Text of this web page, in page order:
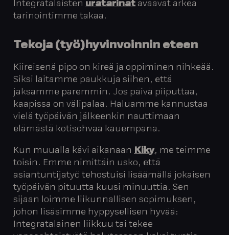
Integratalaisten uratarinat avaavat arkea
tarinointimme takaa.
Tekoja (työ)hyvinvoinnin eteen
Kiireisenä pipo on kireä ja oppiminen nihkeää.
Siksi laitamme paukkuja siihen, että
jaksamme paremmin. Jos päivä piiputtaa,
kaapissa on välipalaa. Haluamme kannustaa
vielä työpäivän jälkeenkin nauttimaan
elämästä kotisohvaa kauempana.
Kun muualla kävi aikanaan Kiky, me teimme
toisin. Emme nimittäin usko, että
asiantuntijatyö tehostuisi lisäämällä jokaisen
työpäivän pituutta kuusi minuuttia. Sen
sijaan loimme liikunnallisen sopimuksen,
johon lisäsimme hyppysellisen hyvää:
Integratalainen liikkuu tai tekee